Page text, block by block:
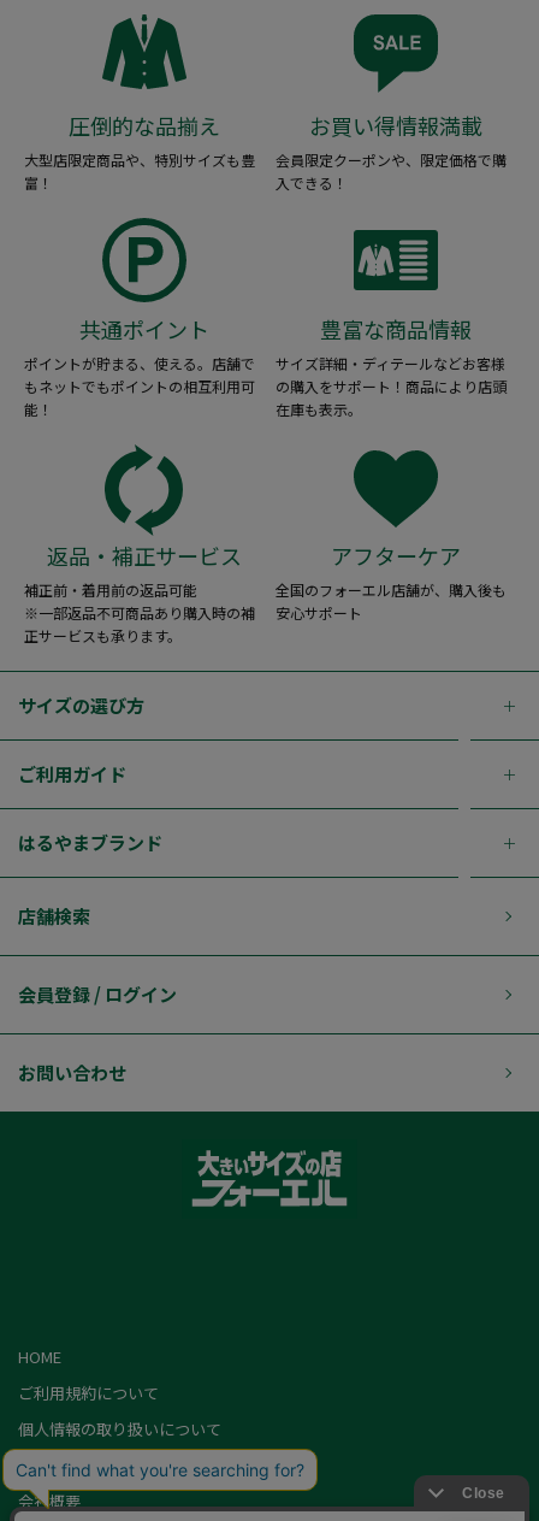
圧倒的な品揃え
大型店限定商品や、特別サイズも豊
富！
お買い得情報満載
会員限定クーポンや、限定価格で購
入できる！
共通ポイント
ポイントが貯まる、使える。店舗で
もネットでもポイントの相互利用可
能！
豊富な商品情報
サイズ詳細・ディテールなどお客様
の購入をサポート！商品により店頭
在庫も表示。
返品・補正サービス
補正前・着用前の返品可能
※一部返品不可商品あり購入時の補
正サービスも承ります。
アフターケア
全国のフォーエル店舗が、購入後も
安心サポート
サイズの選び方
ご利用ガイド
はるやまブランド
店舗検索
会員登録 / ログイン
お問い合わせ
HOME
ご利用規約について
個人情報の取り扱いについて
特定商取引に基づく表記
会社概要